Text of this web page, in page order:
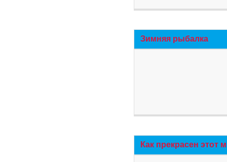
Зимняя рыбалка
Как прекрасен этот